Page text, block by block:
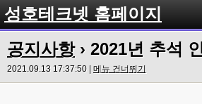
성호테크넷 홈페이지
공지사항› 2021년 추석
2021.09.13 17:37:50 | 메뉴 건너뛰기